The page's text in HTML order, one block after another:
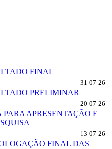
FINAL
31-07-26
PRELIMINAR
20-07-26
PARA APRESENTAÇÃO E
13-07-26
FINAL DAS